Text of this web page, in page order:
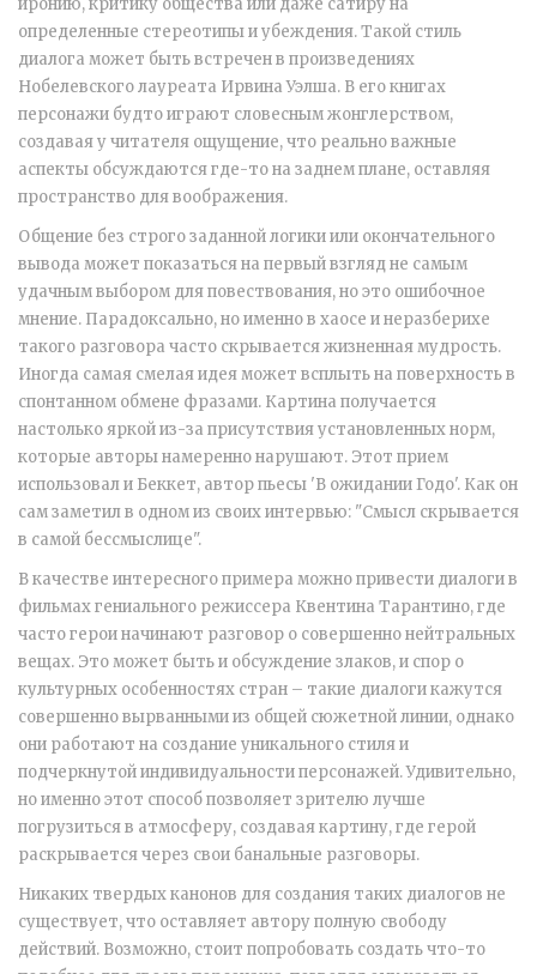
иронию, критику общества или даже сатиру на
определенные стереотипы и убеждения. Такой стиль
диалога может быть встречен в произведениях
Нобелевского лауреата Ирвина Уэлша. В его книгах
персонажи будто играют словесным жонглерством,
создавая у читателя ощущение, что реально важные
аспекты обсуждаются где-то на заднем плане, оставляя
пространство для воображения.
Общение без строго заданной логики или окончательного
вывода может показаться на первый взгляд не самым
удачным выбором для повествования, но это ошибочное
мнение. Парадоксально, но именно в хаосе и неразберихе
такого разговора часто скрывается жизненная мудрость.
Иногда самая смелая идея может всплыть на поверхность в
спонтанном обмене фразами. Картина получается
настолько яркой из-за присутствия установленных норм,
которые авторы намеренно нарушают. Этот прием
использовал и Беккет, автор пьесы 'В ожидании Годо'. Как он
сам заметил в одном из своих интервью: "Смысл скрывается
в самой бессмыслице".
В качестве интересного примера можно привести диалоги в
фильмах гениального режиссера Квентина Тарантино, где
часто герои начинают разговор о совершенно нейтральных
вещах. Это может быть и обсуждение злаков, и спор о
культурных особенностях стран – такие диалоги кажутся
совершенно вырванными из общей сюжетной линии, однако
они работают на создание уникального стиля и
подчеркнутой индивидуальности персонажей. Удивительно,
но именно этот способ позволяет зрителю лучше
погрузиться в атмосферу, создавая картину, где герой
раскрывается через свои банальные разговоры.
Никаких твердых канонов для создания таких диалогов не
существует, что оставляет автору полную свободу
действий. Возможно, стоит попробовать создать что-то